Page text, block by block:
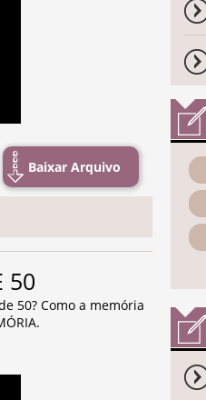
Baixar Arquivo
50
50? Como a memória